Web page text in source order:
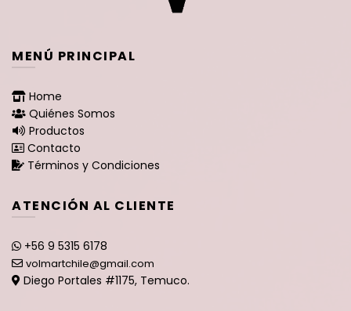
MENÚ PRINCIPAL
Home
Quiénes Somos
Productos
Contacto
Términos y Condiciones
ATENCIÓN AL CLIENTE
+56 9 5315 6178
volmartchile@gmail.com
Diego Portales #1175, Temuco.